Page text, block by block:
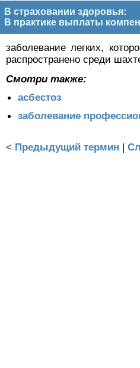
В страховании здоровья:
В практике выплаты
заболевание легких,
распространено среди
Смотри также:
асбестоз
заболевание
< Предыдущий термин |